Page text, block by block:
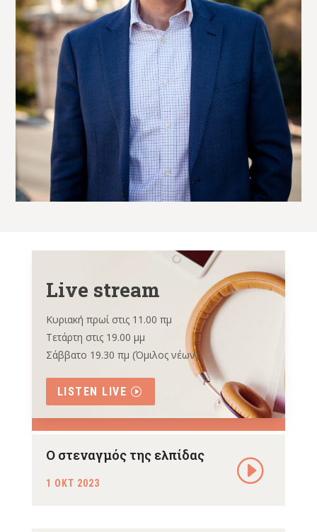
Live stream
Κυριακή πρωί στις 11.00 πμ
Τετάρτη στις 19.00 μμ
Σάββατο 19.30 πμ (Όμιλος νέων)
LISTEN LIVE
Ο στεναγμός της ελπίδας
1 ΟΚΤ 2023